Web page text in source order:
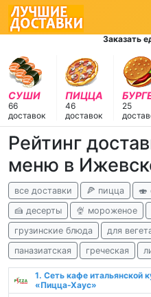
Заказать
СУШИ
66
доставок
ПИЦЦА
46
доставок
25
Рейтинг
меню в
все доставки 🍕 пицца 🍣
🍰 десерты
🍨 мороженое
грузинские блюда
для
паназиатская
греческая
1. Сеть кафе итальянской
«Пицца-Хаус»